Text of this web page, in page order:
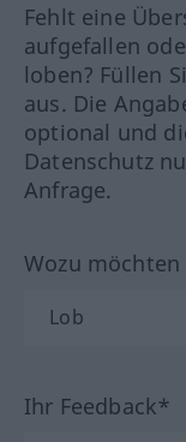
Fehlt eine
aufgefallen
loben? Füllen
aus. Die
optional und
Datenschutz
Anfrage.
Wozu möchten
Ihr Feedback*